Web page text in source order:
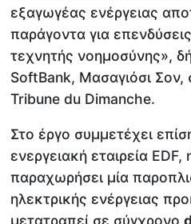
εξαγωγέας ενέργειας
παράγοντα για
τεχνητής νοημοσύνης»,
SoftBank, Μασαγιόσι Σον,
Tribune du Dimanche.
Στο έργο συμμετέχει
ενεργειακή εταιρεία EDF,
παραχωρήσει μία
ηλεκτρικής ενέργειας